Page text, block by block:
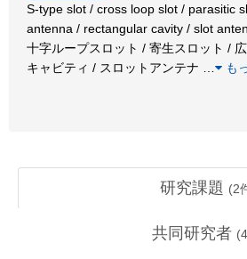
S-type slot / cross loop slot / parasitic
antenna / rectangular cavity / slot
十字ループスロット / 寄生スロット /
キャビティ / スロットアンテナ
も
研究課題 (2
共同研究者 (4